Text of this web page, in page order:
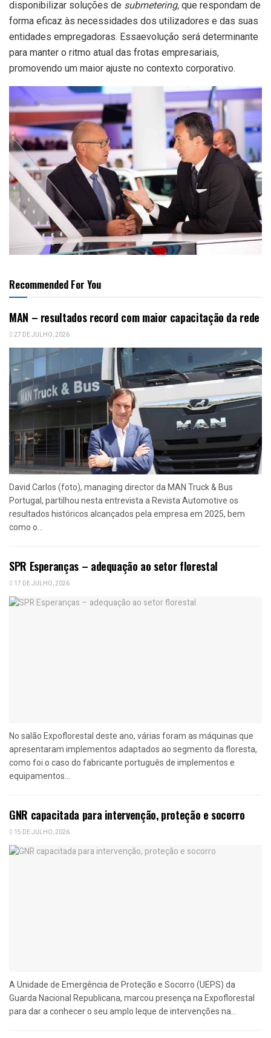
disponibilizar soluções de submetering, que respondam de
forma eficaz às necessidades dos utilizadores e das suas
entidades empregadoras. Essaevolução será determinante
para manter o ritmo atual das frotas empresariais,
promovendo um maior ajuste no contexto corporativo.
Recommended For You
MAN – resultados record com maior capacitação da rede
27 DE JULHO, 2026
David Carlos (foto), managing director da MAN Truck & Bus
Portugal, partilhou nesta entrevista a Revista Automotive os
resultados históricos alcançados pela empresa em 2025, bem
como o...
SPR Esperanças – adequação ao setor florestal
17 DE JULHO, 2026
No salão Expoflorestal deste ano, várias foram as máquinas que
apresentaram implementos adaptados ao segmento da floresta,
como foi o caso do fabricante português de implementos e
equipamentos...
GNR capacitada para intervenção, proteção e socorro
15 DE JULHO, 2026
A Unidade de Emergência de Proteção e Socorro (UEPS) da
Guarda Nacional Republicana, marcou presença na Expoflorestal
para dar a conhecer o seu amplo leque de intervenções na...